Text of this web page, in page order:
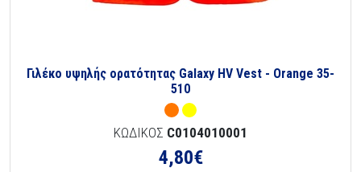
Γιλέκο υψηλής ορατότητας Galaxy HV Vest - Orange 35-
510
ΚΩΔΙΚΟΣ C0104010001
4,80€